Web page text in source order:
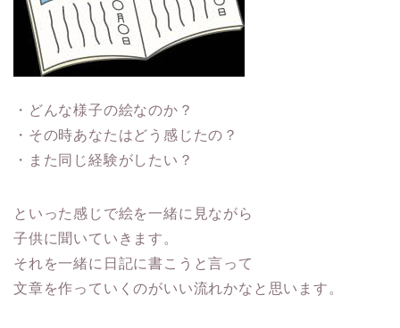
・どんな様子の絵なのか？
・その時あなたはどう感じたの？
・また同じ経験がしたい？
といった感じで絵を一緒に見ながら
子供に聞いていきます。
それを一緒に日記に書こうと言って
文章を作っていくのがいい流れかなと思います。